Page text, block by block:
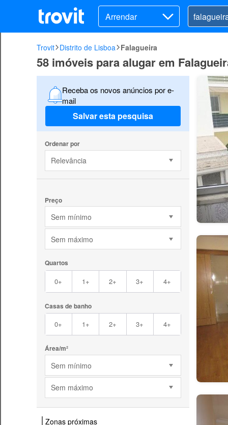
Arrendar
Trovit Distrito de Lisboa Falagueira
58 imóveis para alugar em
Receba os novos anúncios por e-
mail
Salvar esta pesquisa
Ordenar por
Relevância
Preço
Sem mínimo
Sem máximo
Quartos
0+ 1+ 2+ 3+ 4+
Casas de banho
0+ 1+ 2+ 3+ 4+
Área/m²
Sem mínimo
Sem máximo
Zonas próximas